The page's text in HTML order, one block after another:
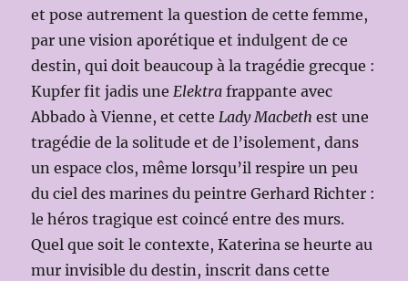
et pose autrement la question de cette femme,
par une vision aporétique et indulgent de ce
destin, qui doit beaucoup à la tragédie grecque :
Kupfer fit jadis uneElektra frappante avec
Abbado à Vienne, et cetteLady Macbeth est une
tragédie de la solitude et de l’isolement, dans
un espace clos, même lorsqu’il respire un peu
du ciel des marines du peintre Gerhard Richter :
le héros tragique est coincé entre des murs.
Quel que soit le contexte, Katerina se heurte au
mur invisible du destin, inscrit dans cette